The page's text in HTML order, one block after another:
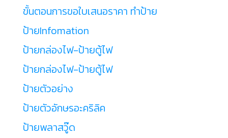
ขั้นตอนการขอใบเสนอราคา ทำป้าย
ป้ายInfomation
ป้ายกล่องไฟ-ป้ายตู้ไฟ
ป้ายกล่องไฟ-ป้ายตู้ไฟ
ป้ายตัวอย่าง
ป้ายตัวอักษรอะคริลิค
ป้ายพลาสวู๊ด